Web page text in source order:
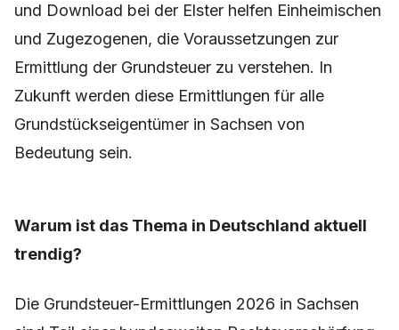
und Download bei der Elster helfen Einheimischen
und Zugezogenen, die Voraussetzungen zur
Ermittlung der Grundsteuer zu verstehen. In
Zukunft werden diese Ermittlungen für alle
Grundstückseigentümer in Sachsen von
Bedeutung sein.
Warum ist das Thema in Deutschland aktuell
trendig?
Die Grundsteuer-Ermittlungen 2026 in Sachsen